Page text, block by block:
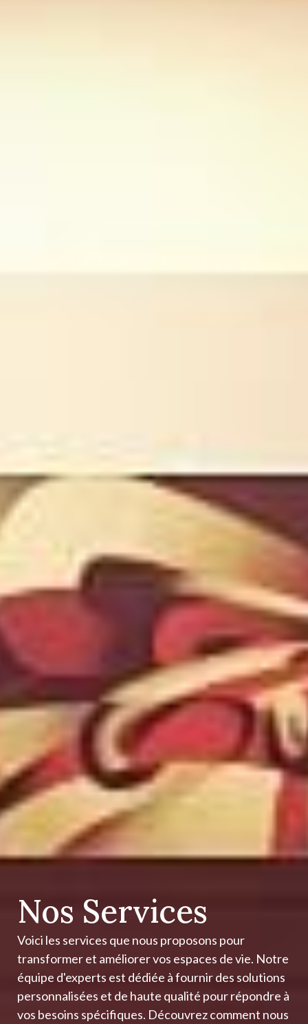
Nos Services
Voici les services que nous proposons pour
transformer et améliorer vos espaces de vie. Notre
équipe d'experts est dédiée à fournir des solutions
personnalisées et de haute qualité pour répondre à
vos besoins spécifiques. Découvrez comment nous